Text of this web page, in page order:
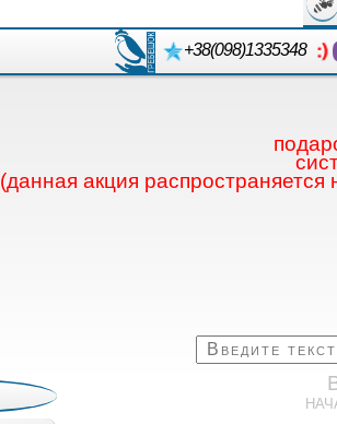
+38(098)1335348
(данная акция